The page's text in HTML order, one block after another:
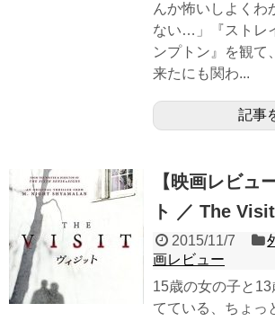
んか怖いしよくわ
ない…」『ストレ
ンプトン』を観て
来たにも関わ...
記事
【映画レビュ
ト ／ The Visit
2015/11/7
画レビュー
15歳の女の子と
てている、ちょっ